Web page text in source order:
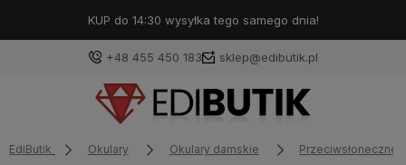
KUP do 14:30 wysyłka tego samego dnia!
+48 455 450 183 sklep@edibutik.pl
EdiButik Okulary Okulary damskie Przeciwsłoneczne